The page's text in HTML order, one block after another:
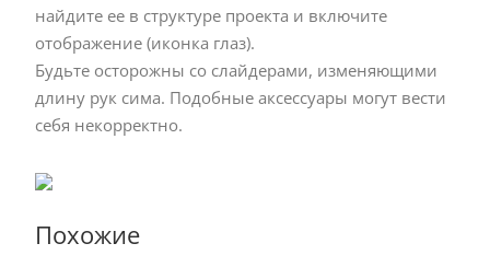
найдите ее в структуре проекта и включите
отображение (иконка глаз).
Будьте осторожны со слайдерами, изменяющими
длину рук сима. Подобные аксессуары могут вести
себя некорректно.
Похожие